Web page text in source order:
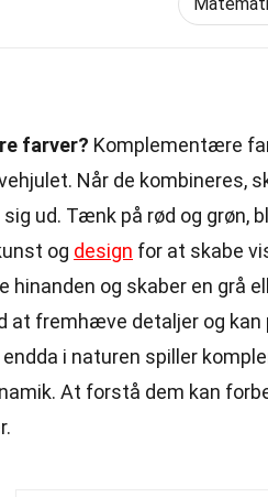
farver? Komplementære
Når de kombineres,
ud. Tænk på rød og grøn,
og design for at skabe
hinanden og skaber en grå
at fremhæve detaljer og
i naturen spiller
At forstå dem kan